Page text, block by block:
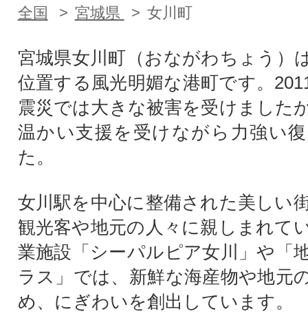
全国 宮城県 女川町
宮城県女川町（おながわちょう）
位置する風光明媚な港町です。
震災では大きな被害を受けました
温かい支援を受けながら力強い
た。
女川駅を中心に整備された美しい
観光客や地元の人々に親しまれて
業施設「シーパルピア女川」や「
ラス」では、新鮮な海産物や地元
め、にぎわいを創出しています。